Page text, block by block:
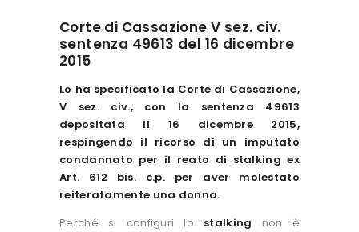
Corte di Cassazione V sez. civ.
sentenza 49613 del 16 dicembre
2015
Lo ha specificato la Corte di Cassazione,
V sez. civ., con la sentenza 49613
depositata il 16 dicembre 2015,
respingendo il ricorso di un imputato
condannato per il reato di stalking ex
Art. 612 bis. c.p. per aver molestato
reiteratamente una donna.
Perché si configuri lo stalking non è